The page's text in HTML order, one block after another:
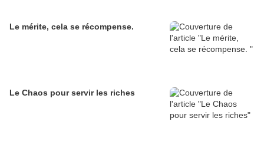
Le mérite, cela se récompense.
Le Chaos pour servir les riches